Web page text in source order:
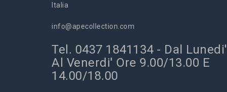
Italia
info@apecollection.com
Tel. 0437 1841134 - Dal Lunedi'
Al Venerdi' Ore 9.00/13.00 E
14.00/18.00